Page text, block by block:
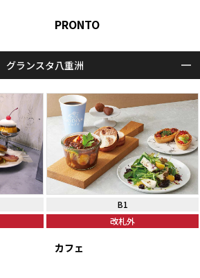
PRONTO
グランスタ八重洲
B1
改札外
カフェ